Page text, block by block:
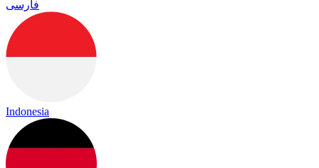
فارسی
Indonesia